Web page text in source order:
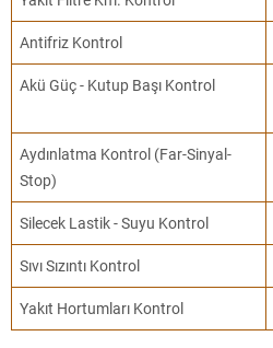
Antifriz Kontrol
Akü Güç - Kutup Başı Kontrol
Aydınlatma Kontrol (Far-Sinyal-
Stop)
Silecek Lastik - Suyu Kontrol
Sıvı Sızıntı Kontrol
Yakıt Hortumları Kontrol